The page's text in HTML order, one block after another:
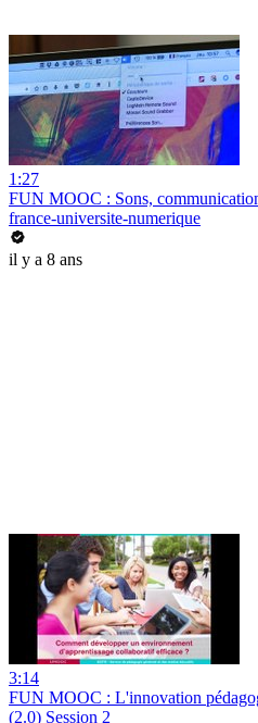
1:27
FUN MOOC : Sons,
france-universite-numerique
il y a 8 ans
3:14
FUN MOOC : L'innovation
(2.0) Session 2